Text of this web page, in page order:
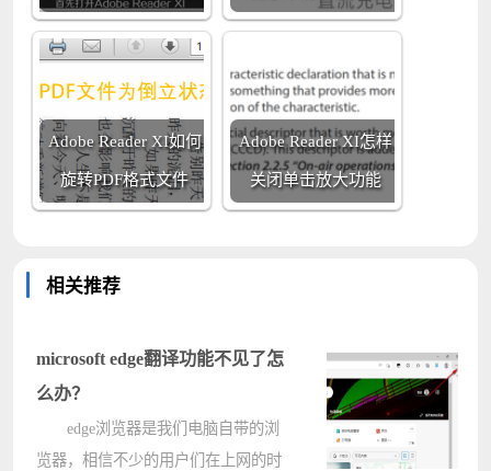
Adobe Reader XI如何
旋转PDF格式文件
Adobe Reader XI怎样
关闭单击放大功能
相关推荐
microsoft edge翻译功能不见了怎
么办？
edge浏览器是我们电脑自带的浏
览器，相信不少的用户们在上网的时